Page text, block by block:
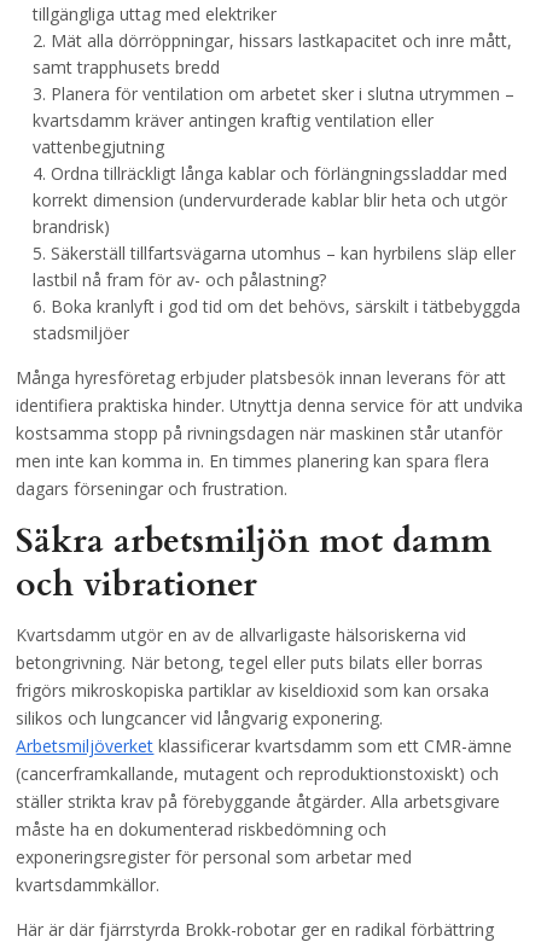
tillgängliga uttag med elektriker
Mät alla dörröppningar, hissars lastkapacitet och inre mått,
samt trapphusets bredd
Planera för ventilation om arbetet sker i slutna utrymmen –
kvartsdamm kräver antingen kraftig ventilation eller
vattenbegjutning
Ordna tillräckligt långa kablar och förlängningssladdar med
korrekt dimension (undervurderade kablar blir heta och utgör
brandrisk)
Säkerställ tillfartsvägarna utomhus – kan hyrbilens släp eller
lastbil nå fram för av- och pålastning?
Boka kranlyft i god tid om det behövs, särskilt i tätbebyggda
stadsmiljöer
Många hyresföretag erbjuder platsbesök innan leverans för att
identifiera praktiska hinder. Utnyttja denna service för att undvika
kostsamma stopp på rivningsdagen när maskinen står utanför
men inte kan komma in. En timmes planering kan spara flera
dagars förseningar och frustration.
Säkra arbetsmiljön mot damm
och vibrationer
Kvartsdamm utgör en av de allvarligaste hälsoriskerna vid
betongrivning. När betong, tegel eller puts bilats eller borras
frigörs mikroskopiska partiklar av kiseldioxid som kan orsaka
silikos och lungcancer vid långvarig exponering.
Arbetsmiljöverket klassificerar kvartsdamm som ett CMR-ämne
(cancerframkallande, mutagent och reproduktionstoxiskt) och
ställer strikta krav på förebyggande åtgärder. Alla arbetsgivare
måste ha en dokumenterad riskbedömning och
exponeringsregister för personal som arbetar med
kvartsdammkällor.
Här är där fjärrstyrda Brokk-robotar ger en radikal förbättring